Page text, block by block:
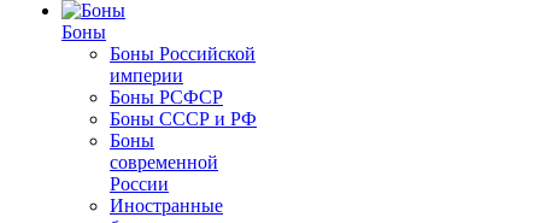
Боны
Боны Российской
империи
Боны РСФСР
Боны СССР и РФ
Боны
современной
России
Иностранные